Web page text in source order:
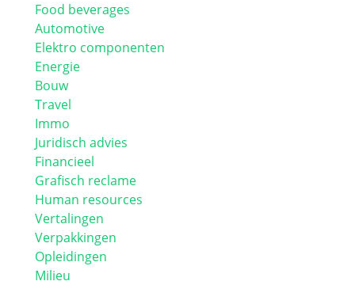
Food beverages
Automotive
Elektro componenten
Energie
Bouw
Travel
Immo
Juridisch advies
Financieel
Grafisch reclame
Human resources
Vertalingen
Verpakkingen
Opleidingen
Milieu